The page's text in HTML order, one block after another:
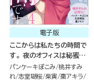
電子版
ここからは私たちの時間で
す。 夜のオフィスは秘蜜の
帳 （4）
パンケーキぽこみ 桃井すみ
れ 志堂瑚桜 柴寅 棗アキラ